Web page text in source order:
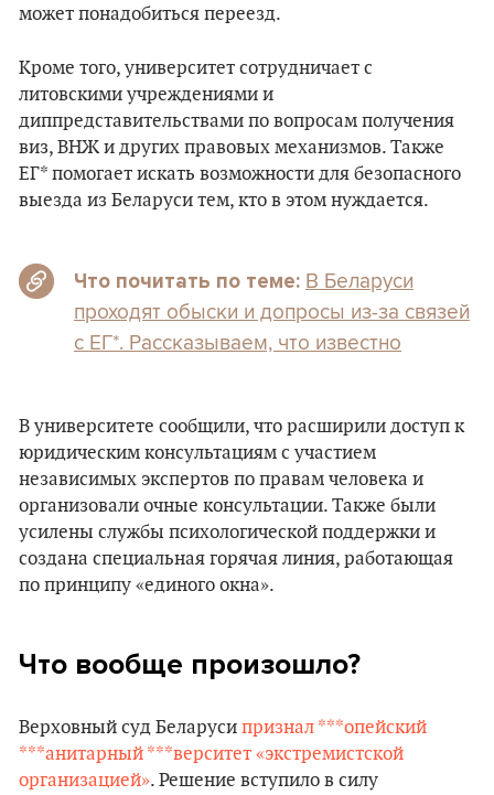
может понадобиться переезд.
Кроме того, университет сотрудничает с
литовскими учреждениями и
диппредставительствами по вопросам получения
виз, ВНЖ и других правовых механизмов. Также
ЕГ* помогает искать возможности для безопасного
выезда из Беларуси тем, кто в этом нуждается.
Что почитать по теме: В Беларуси
проходят обыски и допросы из-за связей
с ЕГ*. Рассказываем, что известно
В университете сообщили, что расширили доступ к
юридическим консультациям с участием
независимых экспертов по правам человека и
организовали очные консультации. Также были
усилены службы психологической поддержки и
создана специальная горячая линия, работающая
по принципу «единого окна».
Что вообще произошло?
Верховный суд Беларуси признал ***опейский
***анитарный ***верситет «экстремистской
организацией». Решение вступило в силу